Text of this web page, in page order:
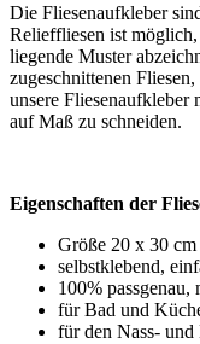
Die Fliesenaufkleber
Relieffliesen ist
liegende Muster
zugeschnittenen
unsere Fliesenaufkleber
auf Maß zu schneiden.
Eigenschaften der
Größe 20 x 30 cm
selbstklebend,
100% passgenau,
für Bad und
für den Nass-